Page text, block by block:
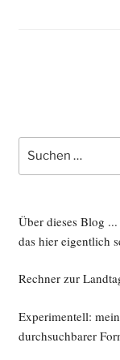
Suche
nach:
Über dieses Blog
das hier eigentlich
Rechner zur
Experimentell:
durchsuchbarer